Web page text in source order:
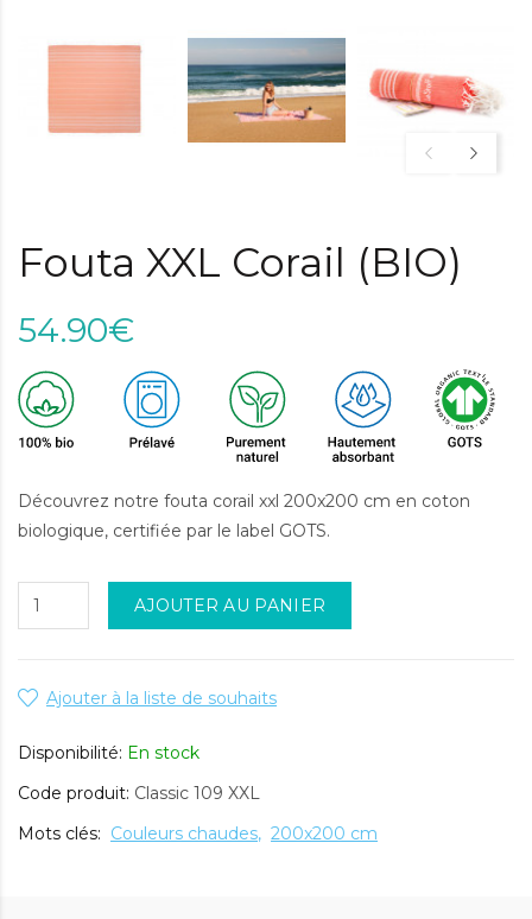
Fouta XXL Corail (BIO)
54.90€
Découvrez notre fouta corail xxl 200x200 cm en coton
biologique, certifiée par le label GOTS.
AJOUTER AU PANIER
Ajouter à la liste de souhaits
Disponibilité: En stock
Code produit: Classic 109 XXL
Mots clés: Couleurs chaudes 200x200 cm